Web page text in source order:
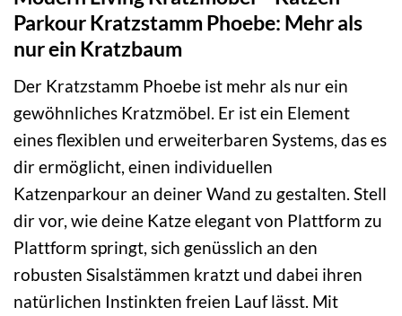
Parkour Kratzstamm Phoebe: Mehr als
nur ein Kratzbaum
Der Kratzstamm Phoebe ist mehr als nur ein
gewöhnliches Kratzmöbel. Er ist ein Element
eines flexiblen und erweiterbaren Systems, das es
dir ermöglicht, einen individuellen
Katzenparkour an deiner Wand zu gestalten. Stell
dir vor, wie deine Katze elegant von Plattform zu
Plattform springt, sich genüsslich an den
robusten Sisalstämmen kratzt und dabei ihren
natürlichen Instinkten freien Lauf lässt. Mit